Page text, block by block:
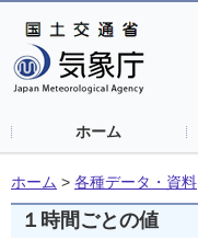
ホーム
ホーム > 各種データ・資料
１時間ごとの値